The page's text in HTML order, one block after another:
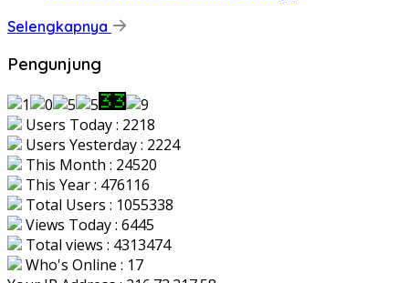
Selengkapnya
Pengunjung
Users Today : 2218
Users Yesterday : 2224
This Month : 24520
This Year : 476116
Total Users : 1055338
Views Today : 6445
Total views : 4313474
Who's Online : 17